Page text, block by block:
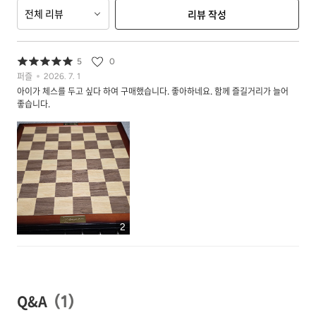
전체 리뷰 리뷰 작성
5 0
퍼즐 2026. 7. 1
아이가 체스를 두고 싶다 하여 구매했습니다. 좋아하네요. 함께 즐길거리가 늘어
좋습니다.
2
Q&A (1)